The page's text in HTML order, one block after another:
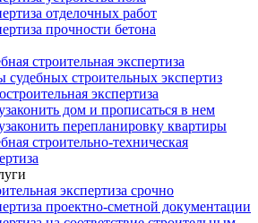
отделочных работ
прочности бетона
строительная экспертиза
судебных строительных экспертиз
экспертиза
дом и прописаться в нем
перепланировку квартиры
строительно-техническая
экспертиза срочно
проектно-сметной документации